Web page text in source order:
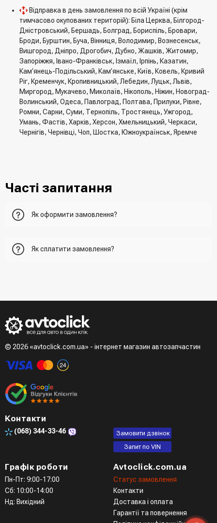
Відправка в день замовлення по всій Україні (крім
тимчасово окупованих територій): Біла Церква, Білгород-
Дністровський, Бершадь, Болград, Бориспіль, Бровари,
Броди, Бурштин, Буча, Вінниця, Володимир, Вознесенськ,
Вишгород, Дніпро, Дрогобич, Дубно, Жашків, Житомир,
Запоріжжя, Івано-Франківськ, Ізмаїл, Ірпінь, Казатин,
Кам’янець-Подільський, Кам’янське, Київ, Ковель, Кривий
Ріг, Кременчук, Кропивницький, Лебедин, Луцьк, Львів,
Миргород, Мукачево, Миколаїв, Нікополь, Ніжин, Новоград-
Волинський, Одеса, Павлоград, Полтава, Прилуки, Рівне,
Ромни, Сарни, Суми, Тернопіль, Тростянець, Ужгород,
Умань, Фастів, Харків, Херсон, Хмельницький, Черкаси,
Чернігів, Чернівці, Чоп, Шостка, Южноукраїнськ, Яремче
Часті запитання
Як оформити замовлення?
нього та вказати всю необхідну інформацію про
зателефонує менеджер для підтвердження та уточнення
Третій варіант - зробити замовлення в телефонному
Четвертий варіант - замовити через доступні месенджери
(viber, telegram)
Як сплатити замовлення?
© 2026 «avtoclick.com.ua» - інтернет магазин автозапчастин
Контакти
(068) 344-33-46
Замовити дзвінок
Запит по VIN
Графік роботи
Пн-Пт: 9:00-17:00
Сб: 10:00-14:00
Нд: Вихідний
Avtoclick.com.ua
Статус замовлення
Контакти
Доставка і оплата
Гарантії та повернення